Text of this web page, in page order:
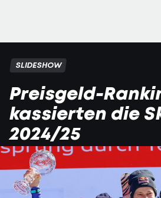
SLIDESHOW
Preisgeld-
kassierten die
2024/25